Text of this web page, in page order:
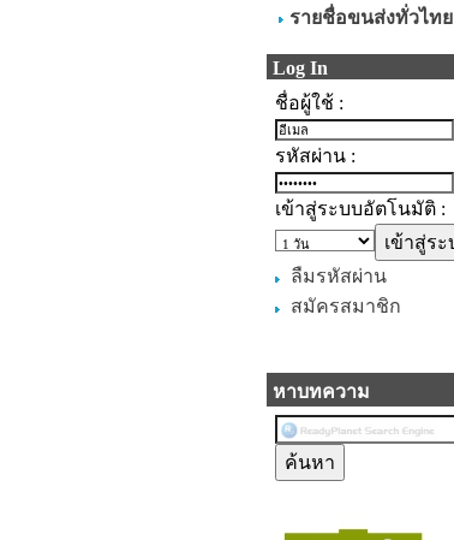
รายชื่อขนส่งทั่วไทย
Log In
ชื่อผู้ใช้ :
รหัสผ่าน :
เข้าสู่ระบบอัตโนมัติ :
ลืมรหัสผ่าน
สมัครสมาชิก
หาบทความ